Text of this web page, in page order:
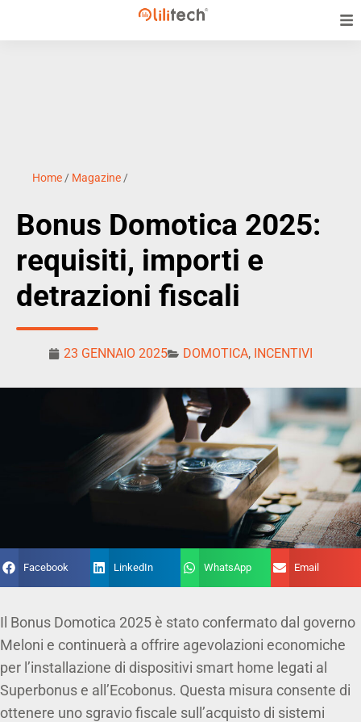
Home / Magazine /
Bonus Domotica 2025:
requisiti, importi e
detrazioni fiscali
23 GENNAIO 2025 DOMOTICA, INCENTIVI
Facebook LinkedIn WhatsApp Email
Il Bonus Domotica 2025 è stato confermato dal governo
Meloni e continuerà a offrire agevolazioni economiche
per l’installazione di dispositivi smart home legati al
Superbonus e all’Ecobonus. Questa misura consente di
ottenere uno sgravio fiscale sull’acquisto di sistemi